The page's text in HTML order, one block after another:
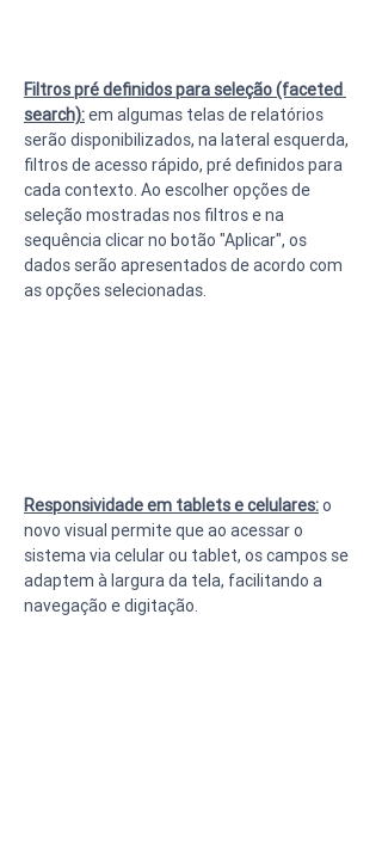
Filtros pré definidos para seleção (faceted
search): em algumas telas de relatórios
serão disponibilizados, na lateral esquerda,
filtros de acesso rápido, pré definidos para
cada contexto. Ao escolher opções de
seleção mostradas nos filtros e na
sequência clicar no botão "Aplicar", os
dados serão apresentados de acordo com
as opções selecionadas.
Responsividade em tablets e celulares: o
novo visual permite que ao acessar o
sistema via celular ou tablet, os campos se
adaptem à largura da tela, facilitando a
navegação e digitação.